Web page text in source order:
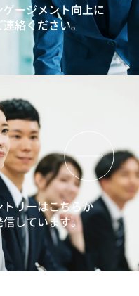
ージメント向上に
絡ください。
リーはこちらか
しています。